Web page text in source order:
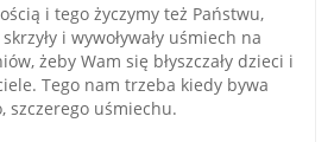
i tego życzymy też Państwu,
i wywoływały uśmiech na
żeby Wam się błyszczały dzieci i
Tego nam trzeba kiedy bywa
szczerego uśmiechu.